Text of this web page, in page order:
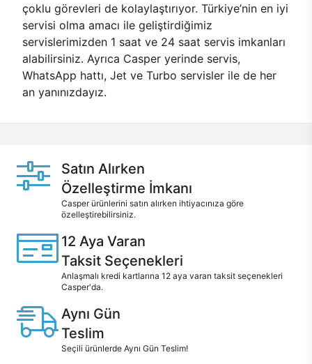
çoklu görevleri de kolaylaştırıyor. Türkiye’nin en iyi
servisi olma amacı ile geliştirdiğimiz
servislerimizden 1 saat ve 24 saat servis imkanları
alabilirsiniz. Ayrıca Casper yerinde servis,
WhatsApp hattı, Jet ve Turbo servisler ile de her
an yanınızdayız.
Satın Alırken
Özelleştirme İmkanı
Casper ürünlerini satın alırken ihtiyacınıza göre
özelleştirebilirsiniz.
12 Aya Varan
Taksit Seçenekleri
Anlaşmalı kredi kartlarına 12 aya varan taksit seçenekleri
Casper'da.
Aynı Gün
Teslim
Seçili ürünlerde Aynı Gün Teslim!